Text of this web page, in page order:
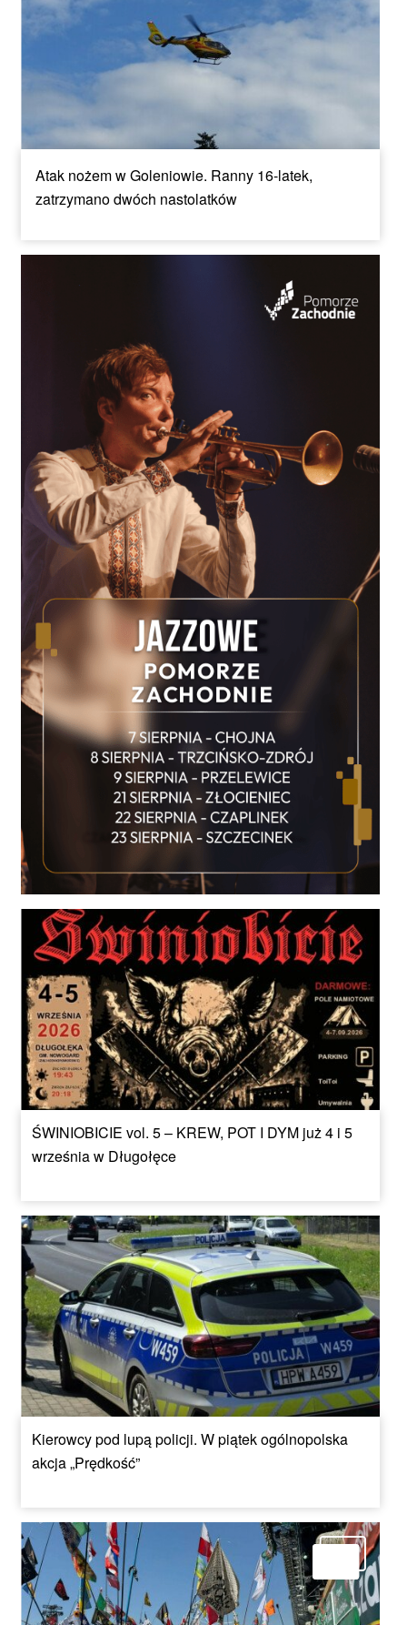
Atak nożem w Goleniowie. Ranny 16-latek,
zatrzymano dwóch nastolatków
ŚWINIOBICIE vol. 5 – KREW, POT I DYM już 4 i 5
września w Długołęce
Kierowcy pod lupą policji. W piątek ogólnopolska
akcja „Prędkość”